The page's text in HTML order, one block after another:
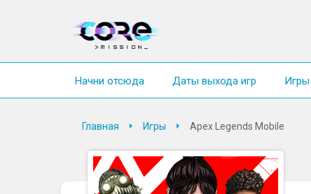
Начни отсюда Даты выхода игр Игры
Главная Игры Apex Legends Mobile